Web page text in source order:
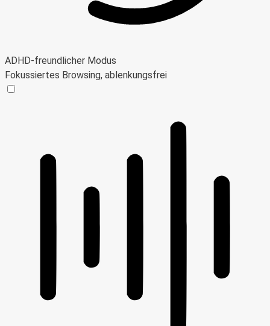
ADHD-freundlicher Modus
Fokussiertes Browsing, ablenkungsfrei